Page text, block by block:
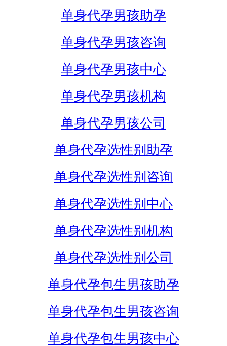
单身代孕男孩助孕
单身代孕男孩咨询
单身代孕男孩中心
单身代孕男孩机构
单身代孕男孩公司
单身代孕选性别助孕
单身代孕选性别咨询
单身代孕选性别中心
单身代孕选性别机构
单身代孕选性别公司
单身代孕包生男孩助孕
单身代孕包生男孩咨询
单身代孕包生男孩中心